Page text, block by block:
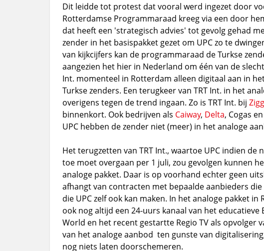
Dit leidde tot protest dat vooral werd ingezet door
Rotterdamse Programmaraad kreeg via een door
dat heeft een 'strategisch advies' tot gevolg gehad
zender in het basispakket gezet om UPC zo te
van kijkcijfers kan de programmaraad de Turkse
aangezien het hier in Nederland om één van de
Int. momenteel in Rotterdam alleen digitaal aan in
Turkse zenders. Een terugkeer van TRT Int. in het
overigens tegen de trend ingaan. Zo is TRT Int. bij
binnenkort. Ook bedrijven als Caiway, Delta, Cogas
UPC hebben de zender niet (meer) in het analoge
Het terugzetten van TRT Int., waartoe UPC indien de
toe moet overgaan per 1 juli, zou gevolgen kunnen
analoge pakket. Daar is op voorhand echter geen
afhangt van contracten met bepaalde aanbieders
die UPC zelf ook kan maken. In het analoge pakket
ook nog altijd een 24-uurs kanaal van het educatieve
World en het recent gestartte Regio TV als opvolger
van het analoge aanbod ten gunste van
nog niets laten doorschemeren.